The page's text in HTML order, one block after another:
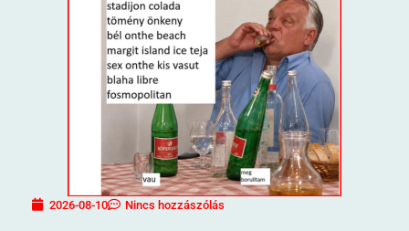
2026-08-10 Nincs hozzászólás